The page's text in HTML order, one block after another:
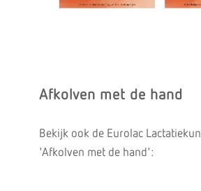
Afkolven met de hand
Bekijk ook de Eurolac
'Afkolven met de hand':